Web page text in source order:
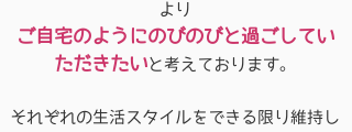
より
ご自宅のようにのびのびと過ごしてい
ただきたい と考えております。
それぞれの生活スタイルをできる限り維持し